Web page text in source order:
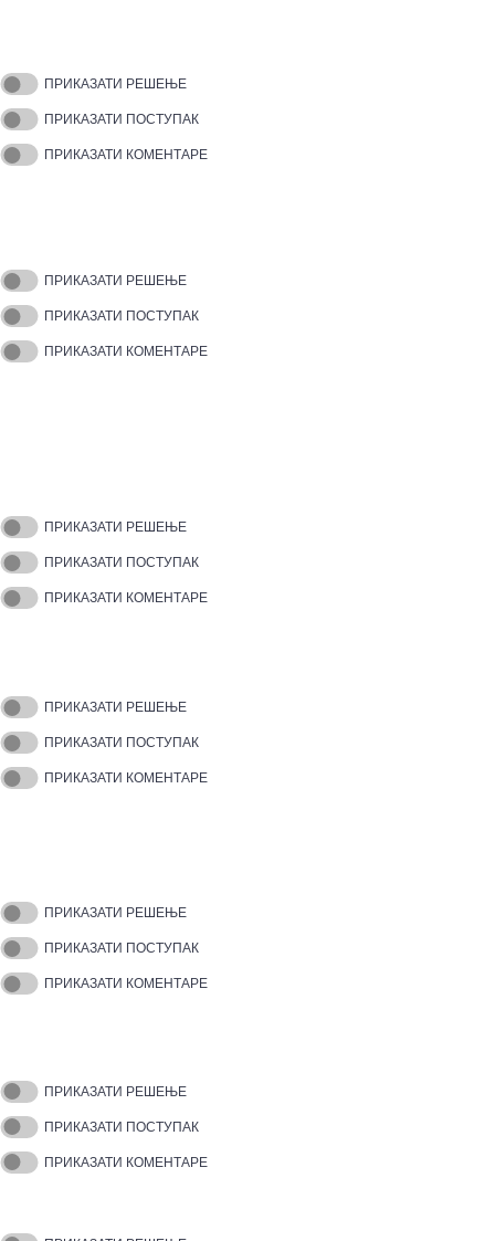
ПРИКАЗАТИ РЕШЕЊЕ
ПРИКАЗАТИ ПОСТУПАК
ПРИКАЗАТИ КОМЕНТАРЕ
ПРИКАЗАТИ РЕШЕЊЕ
ПРИКАЗАТИ ПОСТУПАК
ПРИКАЗАТИ КОМЕНТАРЕ
ПРИКАЗАТИ РЕШЕЊЕ
ПРИКАЗАТИ ПОСТУПАК
ПРИКАЗАТИ КОМЕНТАРЕ
ПРИКАЗАТИ РЕШЕЊЕ
ПРИКАЗАТИ ПОСТУПАК
ПРИКАЗАТИ КОМЕНТАРЕ
ПРИКАЗАТИ РЕШЕЊЕ
ПРИКАЗАТИ ПОСТУПАК
ПРИКАЗАТИ КОМЕНТАРЕ
ПРИКАЗАТИ РЕШЕЊЕ
ПРИКАЗАТИ ПОСТУПАК
ПРИКАЗАТИ КОМЕНТАРЕ